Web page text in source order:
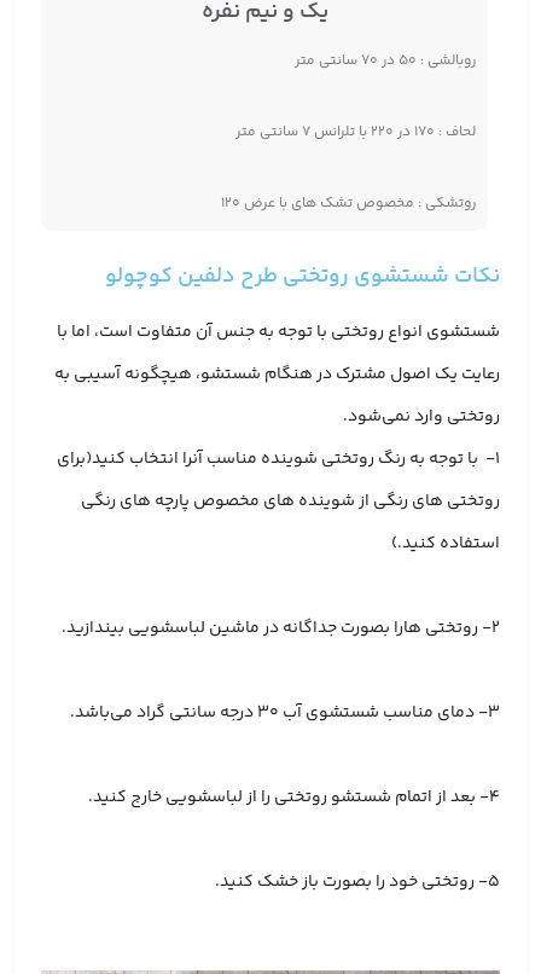
یک و نیم نفره
روبالشی : ۵۰ در ۷۰ سانتی متر
لحاف : ۱۷۰ در ۲۲۰ با تلرانس ۷ سانتی متر
روتشکی : مخصوص تشک های با عرض ۱۲۰
نکات شستشوی روتختی طرح دلفین کوچولو
شستشوی انواع روتختی با توجه به جنس آن متفاوت است، اما با
رعایت یک اصول مشترک در هنگام شستشو، هیچگونه آسیبی به
روتختی وارد نمی‌شود.
1- با توجه به رنگ روتختی شوینده مناسب آنرا انتخاب کنید(برای
روتختی های رنگی از شوینده های مخصوص پارچه های رنگی
استفاده کنید.)
2- روتختی هارا بصورت جداگانه در ماشین لباسشویی بیندازید.
3- دمای مناسب شستشوی آب 30 درجه سانتی گراد می‌باشد.
4- بعد از اتمام شستشو روتختی را از لباسشویی خارج کنید.
5- روتختی خود را بصورت باز خشک کنید.